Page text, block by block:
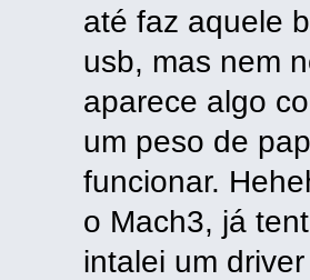
até faz aquele
usb, mas nem
aparece algo
um peso de
funcionar.
o Mach3, já
intalei um